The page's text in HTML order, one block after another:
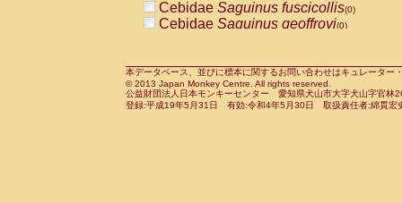
CercopithecidaeCercocebus
CercopithecidaeCercocebushybrid
CercopithecidaePapio anubis(0)
CercopithecidaePapio cynocephalus
CercopithecidaePapio hamadryas(0)
Cebidae Saguinus fuscicollis(0)
Cebidae Saguinus geoffroyi(0)
CebidaeSaguinus leucopus(0)
CebidaeSaguinus midas(0)
Cebidae Saguinus mystax(0)
本データベース、並びに標本に関するお問い合わせはキュレータ
© 2013 Japan Monkey Centre. All rights reserved.
公益財団法人日本モンキーセンター 愛知県犬山市大字犬山字官
登録:平成19年5月31日 有効:令和4年5月30日 取扱責任者:綿貫宏